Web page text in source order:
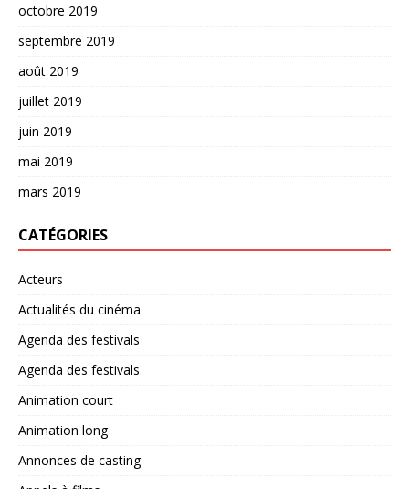
octobre 2019
septembre 2019
août 2019
juillet 2019
juin 2019
mai 2019
mars 2019
CATÉGORIES
Acteurs
Actualités du cinéma
Agenda des festivals
Agenda des festivals
Animation court
Animation long
Annonces de casting